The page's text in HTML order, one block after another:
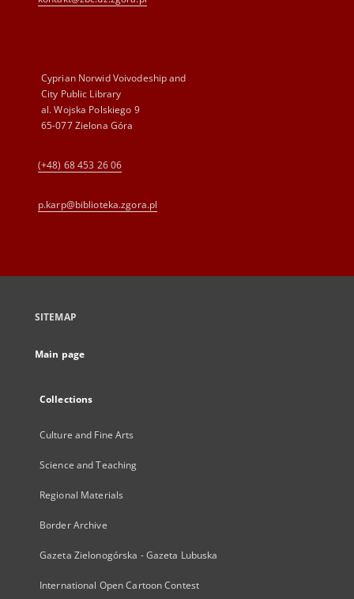
Cyprian Norwid Voivodeship and
City Public Library
al. Wojska Polskiego 9
65-077 Zielona Góra
(+48) 68 453 26 06
p.karp@biblioteka.zgora.pl
SITEMAP
Main page
Collections
Culture and Fine Arts
Science and Teaching
Regional Materials
Border Archive
Gazeta Zielonogórska - Gazeta Lubuska
International Open Cartoon Contest